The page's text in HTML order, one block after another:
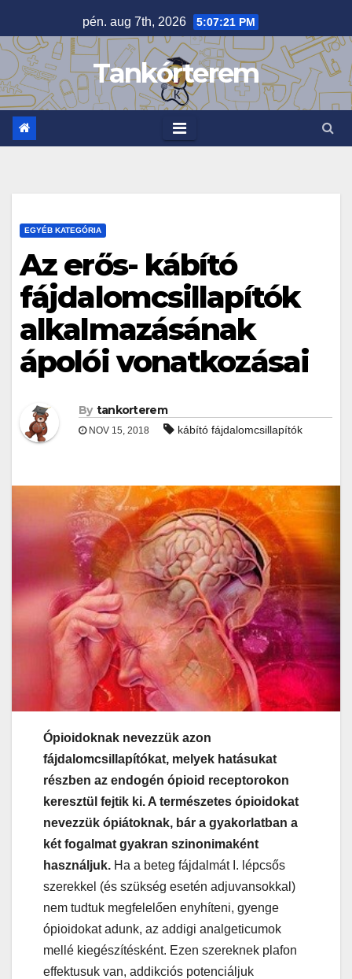
to
content
pén. aug 7th, 2026 5:07:22 PM
Tankórterem
EGYÉB KATEGÓRIA
Az erős- kábító
fájdalomcsillapítók
alkalmazásának
ápolói vonatkozásai
By tankorterem
NOV 15, 2018 kábító fájdalomcsillapítók
Ópioidoknak nevezzük azon
fájdalomcsillapítókat, melyek hatásukat
részben az endogén ópioid receptorokon
keresztül fejtik ki. A természetes ópioidokat
nevezzük ópiátoknak, bár a gyakorlatban a
két fogalmat gyakran szinonimaként
használjuk. Ha a beteg fájdalmát I. lépcsős
szerekkel (és szükség esetén adjuvansokkal)
nem tudtuk megfelelően enyhíteni, gyenge
ópioidokat adunk, az addigi analgeticumok
mellé kiegészítésként. Ezen szereknek plafon
effektusuk van, addikciós potenciáljuk